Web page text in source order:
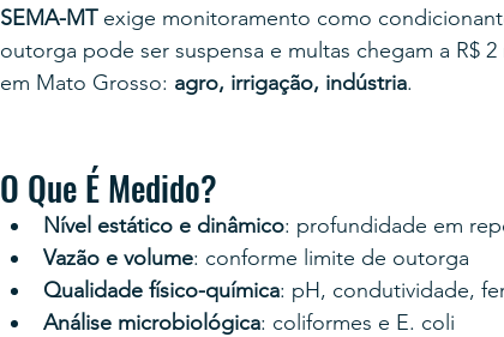
SEMA-MT exige monitoramento como
outorga pode ser suspensa e multas chegam a R$
em Mato Grosso: agro, irrigação, indústria.
O Que É Medido?
Nível estático e dinâmico: profundidade em
Vazão e volume: conforme limite de outorga
Qualidade físico-química: pH, condutividade,
Análise microbiológica: coliformes e E. coli